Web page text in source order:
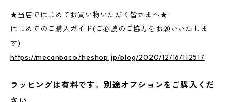
★当店ではじめてお買い物いただく皆さまへ★
はじめてのご購入ガイド(ご必読のご協力をお願いいたしま
す)
https://mecanbaco.theshop.jp/blog/2020/12/16/112517
ラッピングは有料です。別途オプションをご購入くだ